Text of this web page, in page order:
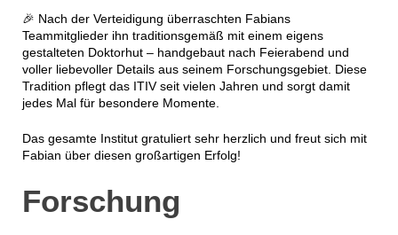
🎉 Nach der Verteidigung überraschten Fabians
Teammitglieder ihn traditionsgemäß mit einem eigens
gestalteten Doktorhut – handgebaut nach Feierabend und
voller liebevoller Details aus seinem Forschungsgebiet. Diese
Tradition pflegt das ITIV seit vielen Jahren und sorgt damit
jedes Mal für besondere Momente.
Das gesamte Institut gratuliert sehr herzlich und freut sich mit
Fabian über diesen großartigen Erfolg!
Forschung